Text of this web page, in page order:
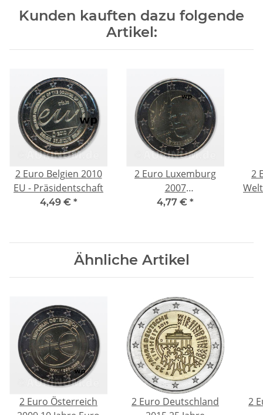
Kunden kauften dazu folgende
Artikel:
2 Euro Belgien 2010
EU - Präsidentschaft
4,49 € *
2 Euro Luxemburg
2007
Großherzoglicher
4,77 € *
2
Ähnliche Artikel
2 Euro Österreich
2 Euro Deutschland
2